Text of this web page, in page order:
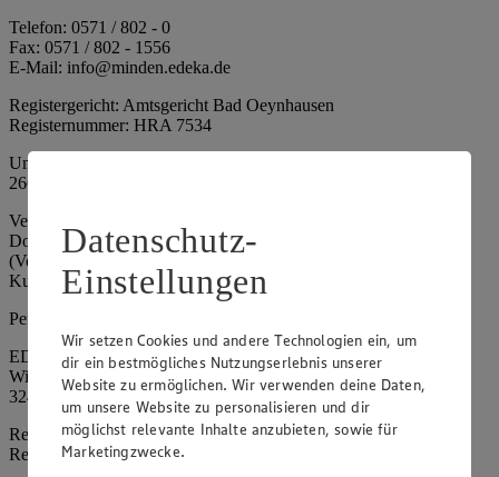
Telefon: 0571 / 802 - 0
Fax: 0571 / 802 - 1556
E-Mail: info@minden.edeka.de
Registergericht: Amtsgericht Bad Oeynhausen
Registernummer: HRA 7534
Umsatzsteuer-Identifikationsnummer gem. § 27a UStG: DE
266067317
Vertretungsberechtigte: Mark Rosenkranz (Sprecher), Eileen
Dominique Klingsiek (Vorstandsmitglied), Ulf-U. Plath
(Vorstandsmitglied), Stephan Wohler (Vorstandsmitglied), Marc
Kuhlmann (Aufsichtsratsvorsitzender)
Persönlich haftende Gesellschafterin:
EDEKA Minden-Hannover Holding GmbH
Wittelsbacherallee 61
32427 Minden
Registergericht: Amtsgericht Bad Oeynhausen
Registernummer: HRB 4086
Datenschutz-
Einstellungen
Wir setzen Cookies und andere Technologien ein, um
dir ein bestmögliches Nutzungserlebnis unserer
Website zu ermöglichen. Wir verwenden deine Daten,
um unsere Website zu personalisieren und dir
möglichst relevante Inhalte anzubieten, sowie für
Marketingzwecke.